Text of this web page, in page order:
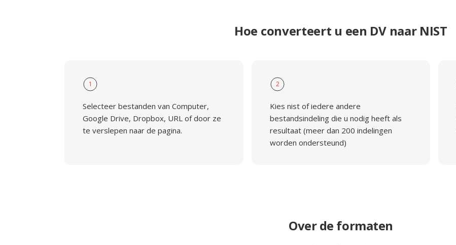
Hoe converteert u een DV naar NIST
1
Selecteer bestanden van Computer,
Google Drive, Dropbox, URL of door ze
te verslepen naar de pagina.
2
Kies nist of iedere andere
bestandsindeling die u nodig heeft als
resultaat (meer dan 200 indelingen
worden ondersteund)
Over de formaten